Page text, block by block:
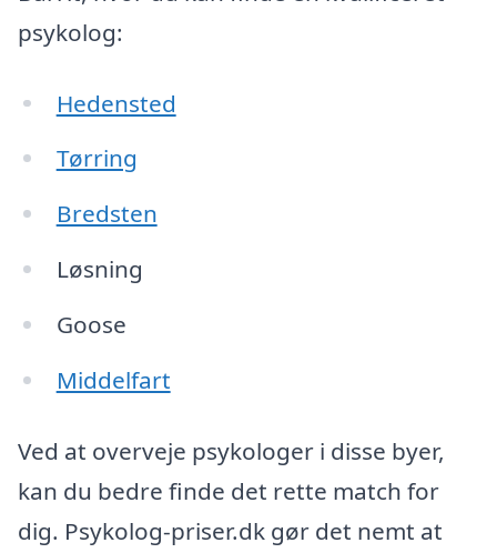
psykolog:
Hedensted
Tørring
Bredsten
Løsning
Goose
Middelfart
Ved at overveje psykologer i disse byer,
kan du bedre finde det rette match for
dig. Psykolog-priser.dk gør det nemt at